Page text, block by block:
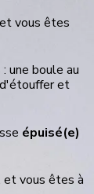
vous êtes
une boule au
et
épuisé(e)
et vous êtes à